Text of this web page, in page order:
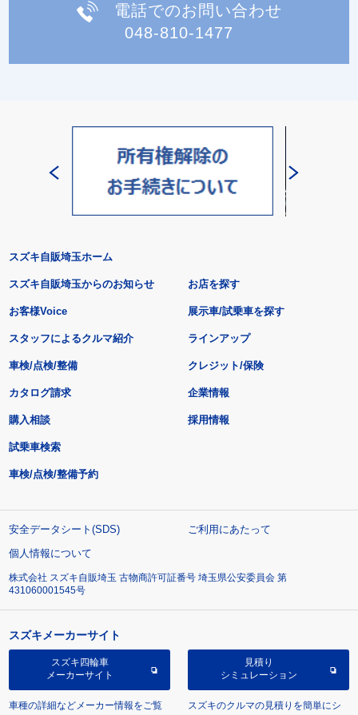
電話でのお問い合わせ
048-810-1477
スズキ自販埼玉ホーム
スズキ自販埼玉からのお知らせ
お客様Voice
スタッフによるクルマ紹介
お店を探す
展示車/試乗車を探す
ラインアップ
車検/点検/整備 クレジット/保険
カタログ請求
購入相談
試乗車検索
車検/点検/整備予約
企業情報
採用情報
安全データシート(SDS)
ご利用にあたって
個人情報について
株式会社 スズキ自販埼玉 古物商許可証番号 埼玉県公安委員会 第
431060001545号
スズキメーカーサイト
スズキ四輪車
メーカーサイト
車種の詳細などメーカー情報をご覧
見積り
シミュレーション
スズキのクルマの見積りを簡単にシ